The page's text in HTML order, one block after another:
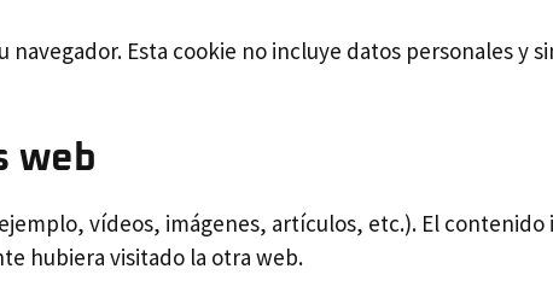
Esta cookie no incluye datos personales y
web
vídeos, imágenes, artículos, etc.). El contenido
hubiera visitado la otra web.